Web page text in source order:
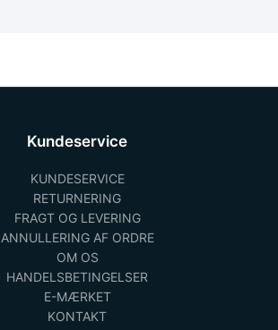
Kundeservice
KUNDESERVICE
RETURNERING
FRAGT OG LEVERING
ANNULLERING AF ORDRE
OM OS
HANDELSBETINGELSER
E-MÆRKET
KONTAKT